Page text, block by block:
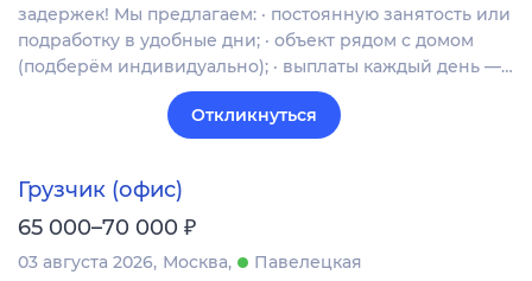
задержек! Мы предлагаем: · постоянную занятость или
подработку в удобные дни; · объект рядом с домом
(подберём индивидуально); · выплаты каждый день —…
Откликнуться
Грузчик (офис)
65 000–70 000 ₽
03 августа 2026 Москва
Павелецкая